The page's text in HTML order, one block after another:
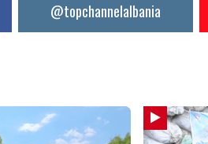
@topchannelalbania